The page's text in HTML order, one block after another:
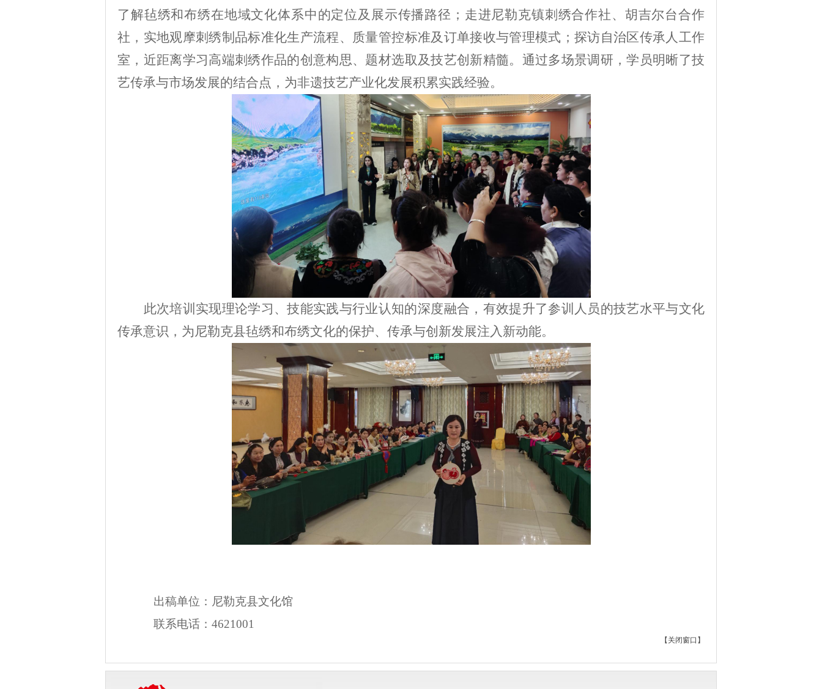
了解毡绣和布绣在地域文化体系中的定位及展示传播路径；走进尼勒克镇刺绣合作社、胡吉尔台合作
社，实地观摩刺绣制品标准化生产流程、质量管控标准及订单接收与管理模式；探访自治区传承人工作
室，近距离学习高端刺绣作品的创意构思、题材选取及技艺创新精髓。通过多场景调研，学员明晰了技
艺传承与市场发展的结合点，为非遗技艺产业化发展积累实践经验。
此次培训实现理论学习、技能实践与行业认知的深度融合，有效提升了参训人员的技艺水平与文化
传承意识，为尼勒克县毡绣和布绣文化的保护、传承与创新发展注入新动能。
出稿单位：尼勒克县文化馆
联系电话：4621001
【 关闭窗口 】